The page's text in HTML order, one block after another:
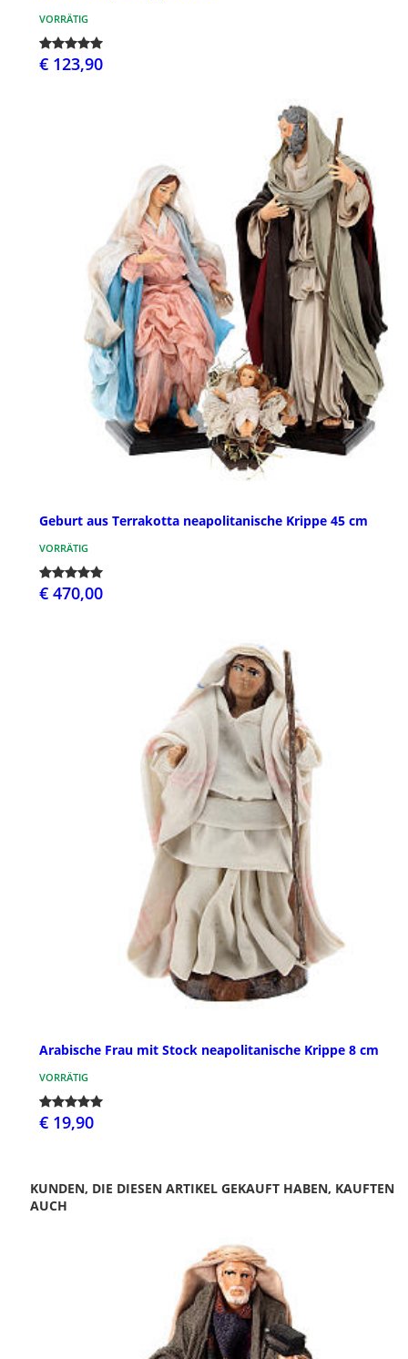
VORRÄTIG
€ 123,90
Geburt aus Terrakotta neapolitanische Krippe 45 cm
VORRÄTIG
€ 470,00
Arabische Frau mit Stock neapolitanische Krippe 8 cm
VORRÄTIG
€ 19,90
KUNDEN, DIE DIESEN ARTIKEL GEKAUFT HABEN, KAUFTEN
AUCH